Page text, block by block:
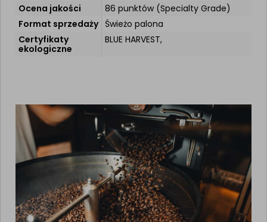
Ocena jakości
86 punktów (Specialty Grade)
Format sprzedaży Świeżo palona
Certyfikaty
ekologiczne
BLUE HARVEST,